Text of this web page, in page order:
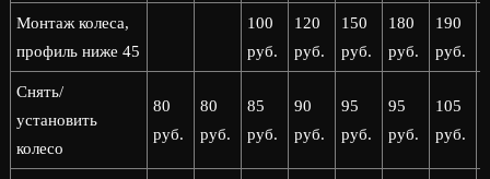
Монтаж колеса,
профиль ниже 45
100
руб.
120
руб.
150
руб.
180
руб.
190
руб.
Снять/
установить
колесо
80
руб.
80
руб.
85
руб.
90
руб.
95
руб.
95
руб.
105
руб.